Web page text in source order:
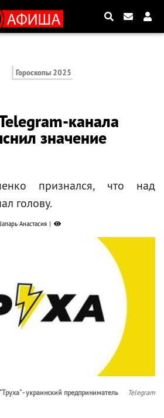
Гороскопы 2025
канала
значение
признался, что над
голову.
Анастасия
- украинский предприниматель
Telegram